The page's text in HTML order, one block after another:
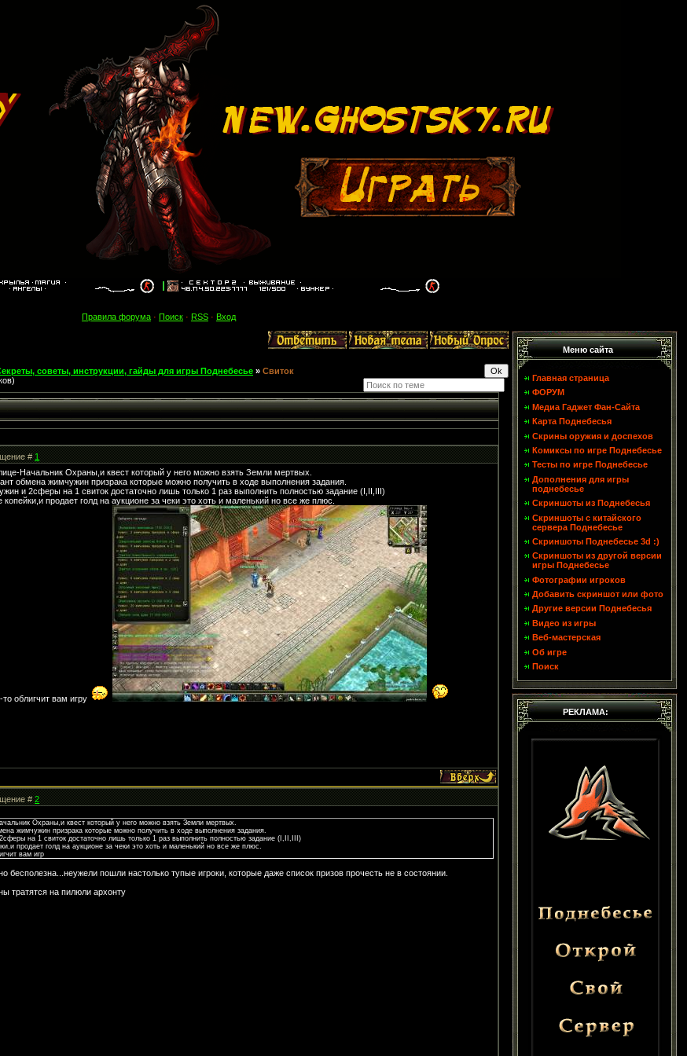
Правила форума · Поиск · RSS · Вход
советы, инструкции, гайды для игры Поднебесье » Свиток
#1
Начальник Охраны,и квест который у него можно взять Земли мертвых.
обмена жимчужин призрака которые можно получить в ходе выполнения задания.
и 2сферы на 1 свиток достаточно лишь только 1 раз выполнить полностью задание (I,II,III)
продает голд на аукционе за чеки это хоть и маленький но все же плюс.
облигчит вам игру
#2
Охраны,и квест который у него можно взять Земли мертвых.
жимчужин призрака которые можно получить в ходе выполнения задания.
на 1 свиток достаточно лишь только 1 раз выполнить полностью задание (I,II,III)
продает голд на аукционе за чеки это хоть и маленький но все же плюс.
вам игр
пошли настолько тупые игроки, которые даже список призов прочесть не в состоянии.
тратятся на пилюли архонту
Меню сайта
Главная страница
ФОРУМ
Медиа Гаджет Фан-Сайта
Карта Поднебесья
Скрины оружия и доспехов
Комиксы по игре Поднебесье
Тесты по игре Поднебесье
Дополнения для игры
поднебесье
Скриншоты из Поднебесья
Скриншоты с китайского
сервера Поднебесье
Скриншоты Поднебесье 3d :)
Скриншоты из другой версии
игры Поднебесье
Фотографии игроков
Добавить скриншот или фото
Другие версии Поднебесья
Видео из игры
Веб-мастерская
Об игре
Поиск
РЕКЛАМА: